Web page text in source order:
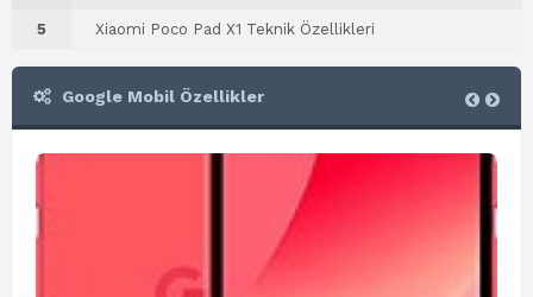
5 Xiaomi Poco Pad X1 Teknik Özellikleri
Google Mobil Özellikler